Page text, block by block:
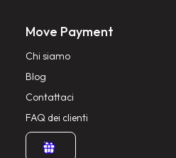
Move Payment
Chi siamo
Blog
Contattaci
FAQ dei clienti